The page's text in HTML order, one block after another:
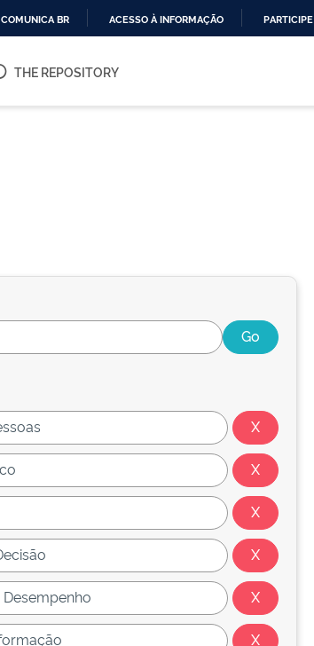
O
COMUNICA BR ACESSO À INFORMAÇÃO PARTICIPE
THE REPOSITORY